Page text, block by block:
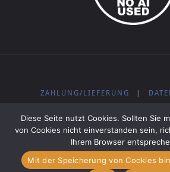
ZAHLUNG/LIEFERUNG |
KOSTENLOSE
Diese Seite nutzt Cookies. Sollten Sie
von Cookies nicht einverstanden sein,
Ihrem Browser
Mit der Speicherung von Cookies